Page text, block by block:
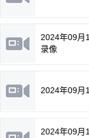
2024年09月
录像
2024年09月
2024年09月